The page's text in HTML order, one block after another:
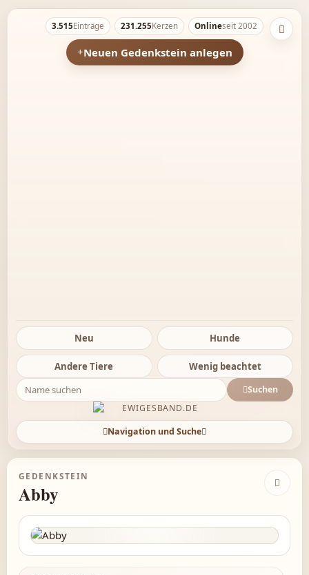
3.515Einträge 231.255Kerzen Onlineseit 2002
Neuen Gedenkstein anlegen
Navigation und Suche
Neu Hunde
Andere Tiere Wenig beachtet
Suchen
GEDENKSTEIN
Abby